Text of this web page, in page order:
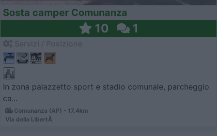
Sosta camper Comunanza
10 1
In zona palazzetto sport e stadio comunale, parcheggio
ca...
Comunanza (AP) - 17.4km
Via della LibertÃ